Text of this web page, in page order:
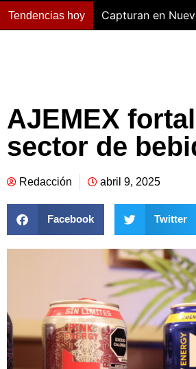
Tendencias hoy Capturan en
AJEMEX
sector de
Redacción abril 9, 2025
Facebook Twitter